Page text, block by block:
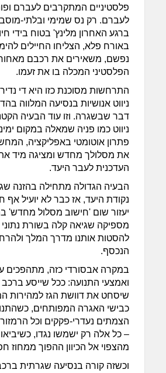
פלסטיניים המתקרבים לעברם
לעברם. רק נס שמימי ובלתי-
ברגע האחרון מלינץ' בטוח בידי
באורח פלא, הצליחו החיילים
נפשם, משאירים את רכבם
הפלסטיני המכלה בו את זעמו.
התרחשות מסוכנת כזו היא די
דבר שבשגרה. וזו עוד הבעיה
ניווט כמו פניה שמאלה במקום
פתרון אוטומטי באפליקציה,
את מסלולך מחדש ומציגה מיד
העדכנית לעבר היעד.
הבעיה הגדולה מתחילה בהזנה
נקודת היעד, אז כבר לא יועיל אף
יעזור שום 'חישוב מסלול מחדש'
מספיקה שגיאה קלה בשורת
להסטות אותנו מדרך המלך
הנכסף.
במקרה אבסורדי כזה, מתהפכים
ואמצעי התנועה: ככל שייסע ברכב
שיסחט את דוושת הגז למהירות
כבישי האגרה המפותחים,
הצמתים נעדרי-פקקים וכל
– כל אלה רק ישמשו נגדו,
מהצפוי אל הכיוון ההפוך ממחוז
וכשזה קורה בנסיעה שגרתית